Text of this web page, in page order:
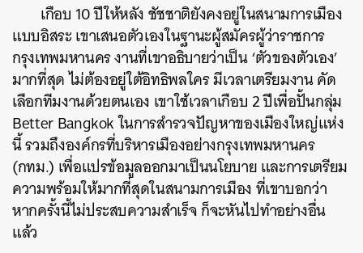
เกือบ10ปีให้หลังชัชชาติยังคงอยู่ในสนามการเมือง
แบบอิสระเขาเสนอตัวเองในฐานะผู้สมัครผู้ว่าราชการ
กรุงเทพมหานครงานที่เขาอธิบายว่าเป็น‘ตัวของตัวเอง’
มากที่สุดไม่ต้องอยู่ใต้อิทธิพลใครมีเวลาเตรียมงานคัด
เลือกทีมงานด้วยตนเอง เขาใช้เวลาเกือบ 2ปีเพื่อปั้นกลุ่ม
Better Bangkokในการสำรวจปัญหาของเมืองใหญ่แห่ง
นี้รวมถึงองค์กรที่บริหารเมืองอย่างกรุงเทพมหานคร
(กทม.) เพื่อแปรข้อมูลออกมาเป็นนโยบายและการเตรียม
ความพร้อมให้มากที่สุดในสนามการเมืองที่เขาบอกว่า
หากครั้งนี้ไม่ประสบความสำเร็จก็จะหันไปทำอย่างอื่น
แล้ว